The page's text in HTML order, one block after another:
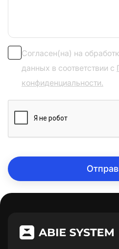
Согласен(на) на
данных в соответствии с
конфиденциальности.